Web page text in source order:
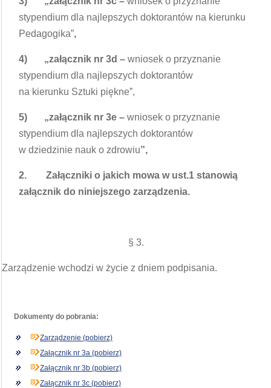
stypendium dla najlepszych doktorantów na kierunku
Pedagogika”,
4) „załącznik nr 3d –wniosek o przyznanie
stypendium dla najlepszych doktorantów
na kierunku Sztuki piękne”,
5) „załącznik nr 3e –wniosek o przyznanie
stypendium dla najlepszych doktorantów
w dziedzinie nauk o zdrowiu”,
2.Załączniki o jakich mowa w ust.1 stanowią
załącznik do niniejszego zarządzenia.
§ 3.
Zarządzenie wchodzi w życie z dniem podpisania.
Dokumenty do pobrania:
Zarządzenie (pobierz)
Załącznik nr 3a (pobierz)
Załącznik nr 3b (pobierz)
Załącznik nr 3c (pobierz)